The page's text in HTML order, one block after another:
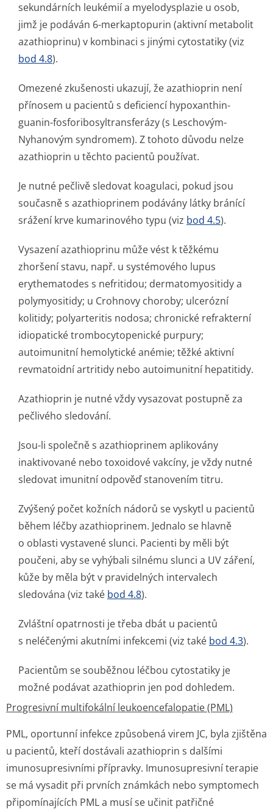
sekundárních leukémií a myelodysplazie u osob,
jimž je podáván 6-merkaptopurin (aktivní metabolit
azathioprinu) v kombinaci s jinými cytostatiky (viz
bod 4.8).
Omezené zkušenosti ukazují, že azathioprin není
přínosem u pacientů s deficiencí hypoxanthin-
guanin-fosforibosyltran­sferázy (s Leschovým-
Nyhanovým syndromem). Z tohoto důvodu nelze
azathioprin u těchto pacientů používat.
Je nutné pečlivě sledovat koagulaci, pokud jsou
současně s azathioprinem podávány látky bránící
srážení krve kumarinového typu (viz bod 4.5).
Vysazení azathioprinu může vést k těžkému
zhoršení stavu, např. u systémového lupus
erythematodes s nefritidou; dermatomyositidy a
polymyositidy; u Crohnovy choroby; ulcerózní
kolitidy; polyarteritis nodosa; chronické refrakterní
idiopatické trombocytopenické purpury;
autoimunitní hemolytické anémie; těžké aktivní
revmatoidní artritidy nebo autoimunitní hepatitidy.
Azathioprin je nutné vždy vysazovat postupně za
pečlivého sledování.
Jsou-li společně s azathioprinem aplikovány
inaktivované nebo toxoidové vakcíny, je vždy nutné
sledovat imunitní odpověď stanovením titru.
Zvýšený počet kožních nádorů se vyskytl u pacientů
během léčby azathioprinem. Jednalo se hlavně
o oblasti vystavené slunci. Pacienti by měli být
poučeni, aby se vyhýbali silnému slunci a UV záření,
kůže by měla být v pravidelných intervalech
sledována (viz také bod 4.8).
Zvláštní opatrnosti je třeba dbát u pacientů
s neléčenými akutními infekcemi (viz také bod 4.3).
Pacientům se souběžnou léčbou cytostatiky je
možné podávat azathioprin jen pod dohledem.
Progresivní multifokální leukoencefalopatie (PML)
PML, oportunní infekce způsobená virem JC, byla zjištěna
u pacientů, kteří dostávali azathioprin s dalšími
imunosupresivními přípravky. Imunosupresivní terapie
se má vysadit při prvních známkách nebo symptomech
připomínajících PML a musí se učinit patřičné